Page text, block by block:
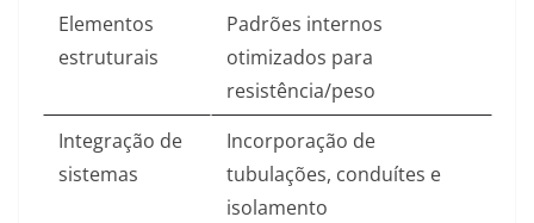
Elementos
estruturais
Padrões internos
otimizados para
resistência/peso
Integração de
sistemas
Incorporação de
tubulações, conduítes e
isolamento